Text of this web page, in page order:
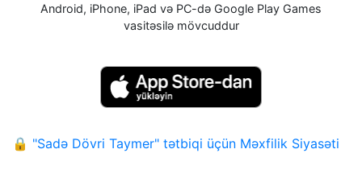
Android, iPhone, iPad və PC-də Google Play Games
vasitəsilə mövcuddur
🔒 "Sadə Dövri Taymer" tətbiqi üçün Məxfilik Siyasəti